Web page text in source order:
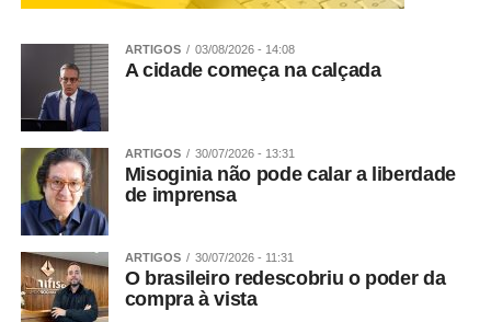
ARTIGOS 03/08/2026 - 14:08
A cidade começa na calçada
ARTIGOS 30/07/2026 - 13:31
Misoginia não pode calar a liberdade
de imprensa
ARTIGOS 30/07/2026 - 11:31
O brasileiro redescobriu o poder da
compra à vista